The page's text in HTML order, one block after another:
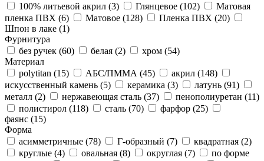
100% литьевой акрил (3) Глянцевое (102)
Матовая
пленка ПВХ (6) Матовое (128) Пленка ПВХ (20)
Шпон в лаке (1)
Фурнитура
без ручек (60) белая (2) хром (54)
Материал
polytitan (15) АБС/ПММА (45) акрил (148)
искусственный камень (5) керамика (3) латунь (91)
металл (2) нержавеющая сталь (37) пенополиуретан (11)
полистирол (118) сталь (70) фарфор (25)
фаянс (15)
Форма
асимметричные (78) Г-образный (7) квадратная (2)
круглые (4) овальная (8) округлая (7)
по форме